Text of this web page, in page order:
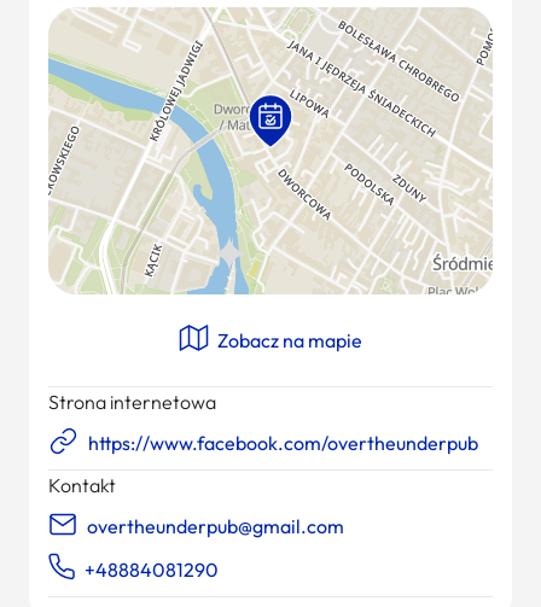
Zobacz na mapie
Strona internetowa
https://www.facebook.com/overtheunderpub
Kontakt
overtheunderpub@gmail.com
+48884081290